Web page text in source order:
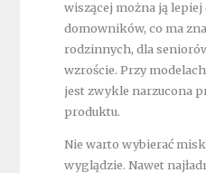
wiszącej można ją
domowników, co ma
rodzinnych, dla
wzroście. Przy
jest zwykle narzucona
produktu.
Nie warto wybierać
wyglądzie. Nawet